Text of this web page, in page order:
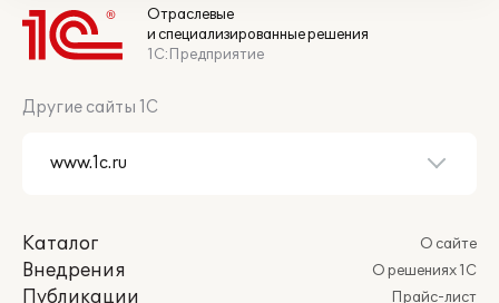
Отраслевые
и специализированные решения
1С:Предприятие
Другие сайты 1С
Каталог
Внедрения
Публикации
О сайте
О решениях 1С
Прайс-лист